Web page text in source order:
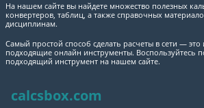
На нашем сайте вы найдете множество полезных
конвертеров, таблиц, а также справочных
дисциплинам.
Самый простой способ сделать расчеты в сети — это
подходящие онлайн инструменты. Воспользуйтесь
подходящий инструмент на нашем сайте.
calcsbox.com